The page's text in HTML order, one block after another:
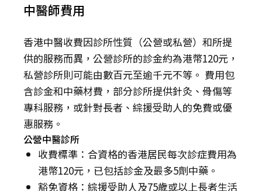
中醫師費用
香港中醫收費因診所性質（公營或私營）和所提
供的服務而異，公營診所的診金約為港幣120元，
私營診所則可能由數百元至逾千元不等。 費用包
含診金和中藥材費，部分診所提供針灸、骨傷等
專科服務，或針對長者、綜援受助人的免費或優
惠服務。
公營中醫診所
收費標準：合資格的香港居民每次診症費用為
港幣120元，已包括診金及最多5劑中藥。
豁免資格：綜援受助人及75歲或以上長者生活